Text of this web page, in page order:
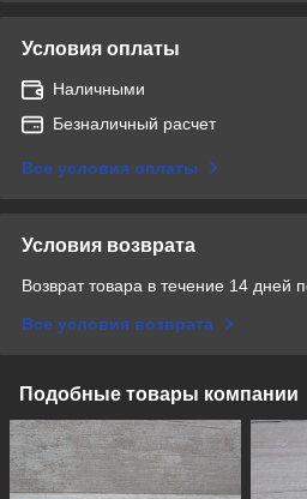
Условия оплаты
Наличными
Безналичный расчет
Все условия оплаты
Условия возврата
Возврат товара в течение 14 дней
Все условия возврата
Подобные товары компании